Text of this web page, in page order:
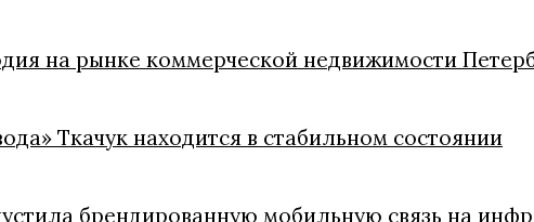
на рынке коммерческой недвижимости
Ткачук находится в стабильном состоянии
брендированную мобильную связь на